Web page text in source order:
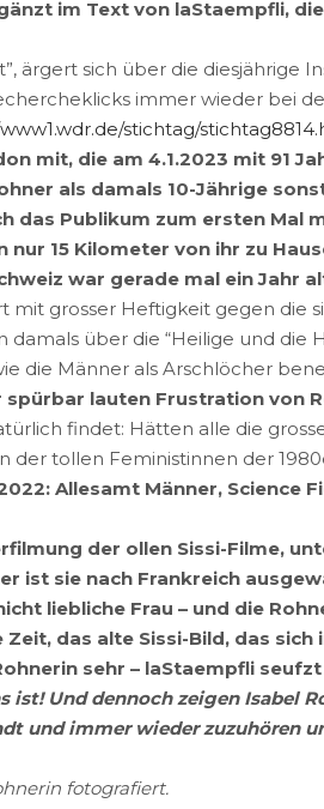
im Text von laStaempfli, die
sich über die diesjährige
immer wieder bei
stichtag/
mit, die am 4.1.2023 mit 91
als damals 10-Jährige
Publikum zum ersten Mal
15 Kilometer von ihr zu
war gerade mal ein Jahr
grosser Heftigkeit gegen die
über die “Heilige und die
die Männer als Arschlöcher
lauten Frustration von
findet: Hätten alle die
tollen Feministinnen der
Allesamt Männer, Science
der ollen Sissi-Filme,
ist sie nach Frankreich
liebliche Frau – und die
das alte Sissi-Bild, das
sehr – laStaempfli
Und dennoch zeigen Isabel
und immer wieder zuzuhören
fotografiert.